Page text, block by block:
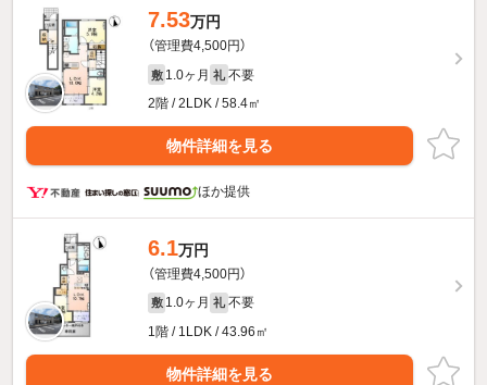
7.53万円
（管理費4,500円）
敷 1.0ヶ月 礼 不要
2階 / 2LDK / 58.4㎡
物件詳細を見る
ほか提供
6.1万円
（管理費4,500円）
敷 1.0ヶ月 礼 不要
1階 / 1LDK / 43.96㎡
物件詳細を見る